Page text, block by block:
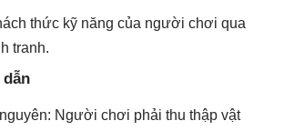
thức kỹ năng của người chơi qua
tranh.
Người chơi phải thu thập vật